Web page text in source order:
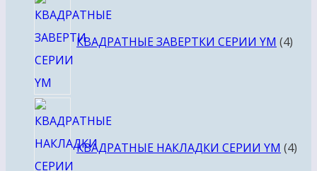
КВАДРАТНЫЕ ЗАВЕРТКИ СЕРИИ YM 4
КВАДРАТНЫЕ НАКЛАДКИ СЕРИИ YM 4